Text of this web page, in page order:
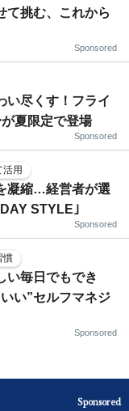
て挑む、これから
Sponsored
い尽くす！フライ
夏限定で登場
Sponsored
活用
凝縮…経営者が選
STYLE｣
Sponsored
慣
い毎日でもでき
い”セルフマネジ
Sponsored
Sponsored